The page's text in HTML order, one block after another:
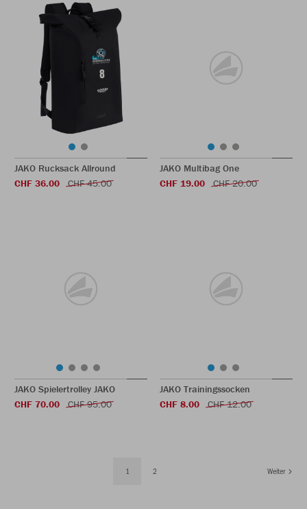
JAKO Rucksack Allround
CHF 36.00
CHF 45.00
JAKO Multibag One
CHF 19.00
CHF 20.00
JAKO Spielertrolley JAKO
CHF 70.00
CHF 95.00
JAKO Trainingssocken
CHF 8.00
CHF 12.00
1 2 Weiter